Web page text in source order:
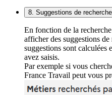
8. Suggestions de recherche
En fonction de la
afficher des suggestions
suggestions sont calculées
avez saisis.
Par exemple si vous
France Travail peut vous